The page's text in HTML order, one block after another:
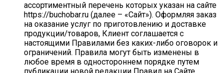
ассортиментный перечень которых указан на сайте
https://buchobar.ru (далее – «Сайт»). Оформляя заказ
на оказание услуг по приготовлению и доставке
продукции/товаров, Клиент соглашается с
настоящими Правилами без каких-либо оговорок и
ограничений. Правила могут быть изменены в
любое время в одностороннем порядке путем